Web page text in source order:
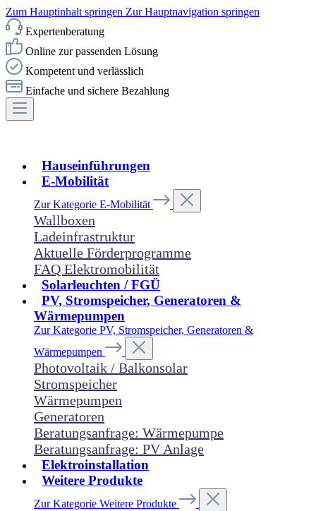
Zum Hauptinhalt springen Zur Hauptnavigation springen
Expertenberatung
Online zur passenden Lösung
Kompetent und verlässlich
Einfache und sichere Bezahlung
Hauseinführungen
E-Mobilität
Zur Kategorie E-Mobilität
Wallboxen
Ladeinfrastruktur
Aktuelle Förderprogramme
FAQ Elektromobilität
Solarleuchten / FGÜ
PV, Stromspeicher, Generatoren &
Wärmepumpen
Zur Kategorie PV, Stromspeicher, Generatoren &
Wärmepumpen
Photovoltaik / Balkonsolar
Stromspeicher
Wärmepumpen
Generatoren
Beratungsanfrage: Wärmepumpe
Beratungsanfrage: PV Anlage
Elektroinstallation
Weitere Produkte
Zur Kategorie Weitere Produkte